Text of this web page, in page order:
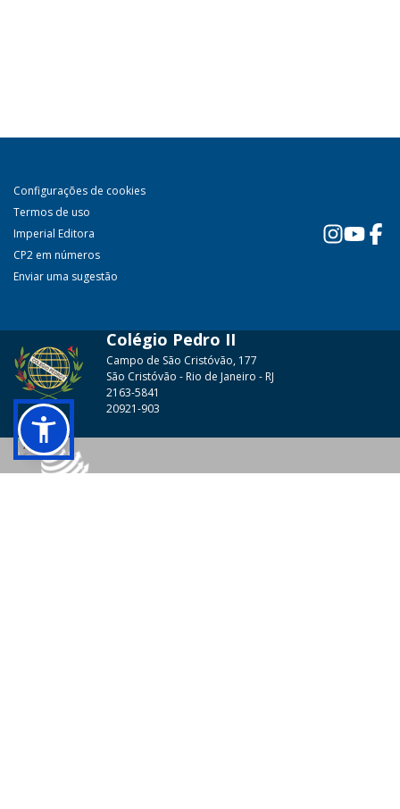
Configurações de cookies
Termos de uso
Imperial Editora
CP2 em números
Enviar uma sugestão
Colégio Pedro II
Campo de São Cristóvão, 177
São Cristóvão - Rio de Janeiro - RJ
2163-5841
20921-903